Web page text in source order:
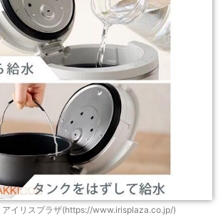
アイリスプラザ(https://www.irisplaza.co.jp/)